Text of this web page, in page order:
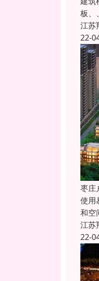
板、
江苏
22-
枣庄
使用
和空
江苏
22-